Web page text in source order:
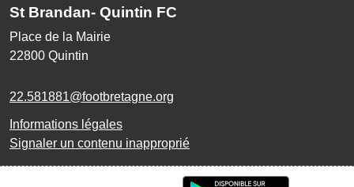
St Brandan- Quintin FC
Place de la Mairie
22800 Quintin
22.581881@footbretagne.org
Informations légales
Signaler un contenu inapproprié